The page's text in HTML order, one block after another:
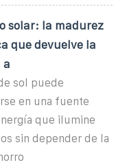
solar: la madurez
que devuelve la
a
sol puede
en una fuente
que ilumine
sin depender de la